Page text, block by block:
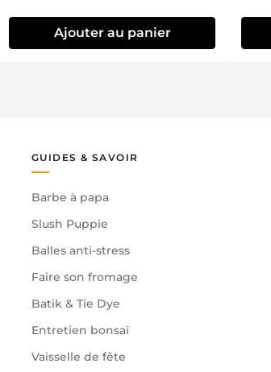
Ajouter au panier
GUIDES & SAVOIR
Barbe à papa
Slush Puppie
Balles anti-stress
Faire son fromage
Batik & Tie Dye
Entretien bonsaï
Vaisselle de fête